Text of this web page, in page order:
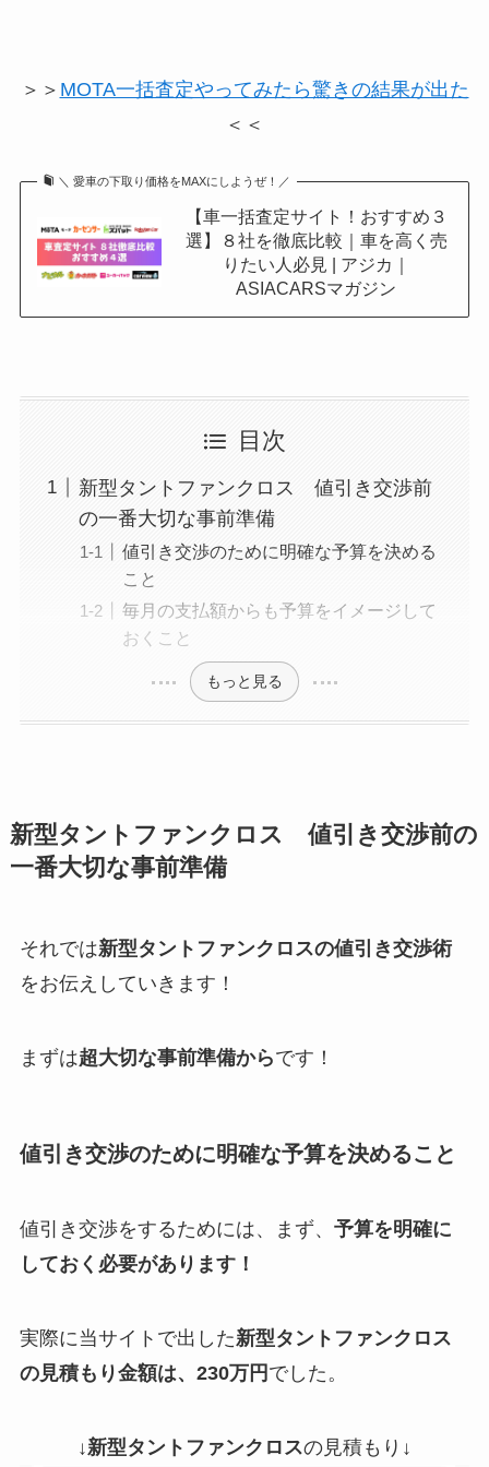
＞＞ MOTA一括査定やってみたら驚きの結果が出た
＜＜
＼ 愛車の下取り価格をMAXにしようぜ！／
【車一括査定サイト！おすすめ３
選】８社を徹底比較｜車を高く売
りたい人必見 | アジカ｜
ASIACARSマガジン
目次
新型タントファンクロス 値引き交渉前
の一番大切な事前準備
値引き交渉のために明確な予算を決める
こと
毎月の支払額からも予算をイメージして
おくこと
もっと見る
新型タントファンクロス 値引き交渉前の
一番大切な事前準備
それでは新型タントファンクロスの値引き交渉術
をお伝えしていきます！
まずは超大切な事前準備からです！
値引き交渉のために明確な予算を決めること
値引き交渉をするためには、まず、 予算を明確に
しておく必要があります！
実際に当サイトで出した新型タントファンクロス
の見積もり金額は、230万円 でした。
↓新型タントファンクロスの見積もり↓